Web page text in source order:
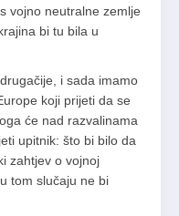
vojno neutralne zemlje
bi tu bila u
i sada imamo
koji prijeti da se
će nad razvalinama
upitnik: što bi bilo da
zahtjev o vojnoj
tom slučaju ne bi